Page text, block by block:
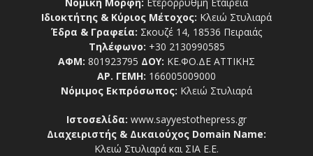
Ιδιοκτήτης & Κύριος Μέτοχος: Κλειώ Στυλιαρά
Έδρα & Γραφεία: Σκουζέ 14, 18536 Πειραιάς
Τηλέφωνο: +30 2130990585
ΑΦΜ: 801923795 ΔΟΥ: ΚΕ.ΦΟ.ΔΕ ΑΤΤΙΚΗΣ
ΑΡ. ΓΕΜΗ: 166005009000
Νόμιμος Εκπρόσωπος: Κλειώ Στυλιαρά
Ιστοσελίδα: www.sayyestothepress.gr
Διαχειριστής & Δικαιούχος Domain Name:
Κλειώ Στυλιαρά και ΣΙΑ Ε.Ε.